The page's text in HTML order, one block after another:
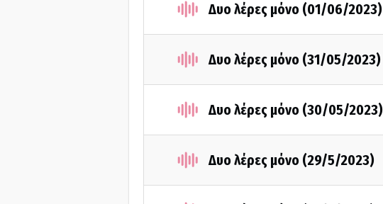
Δυο λέρες μόνο (01/06/2023)
Δυο λέρες μόνο (31/05/2023)
Δυο λέρες μόνο (30/05/2023)
Δυο λέρες μόνο (29/5/2023)